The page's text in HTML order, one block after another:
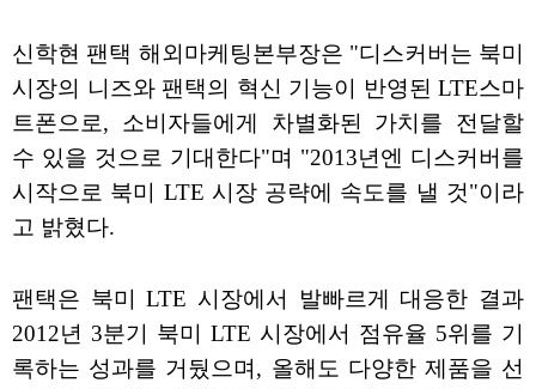
신학현 팬택 해외마케팅본부장은 "디스커버는 북미
시장의 니즈와 팬택의 혁신 기능이 반영된 LTE스마
트폰으로, 소비자들에게 차별화된 가치를 전달할
수 있을 것으로 기대한다"며 "2013년엔 디스커버를
시작으로 북미 LTE 시장 공략에 속도를 낼 것"이라
고 밝혔다.
팬택은 북미 LTE 시장에서 발빠르게 대응한 결과
2012년 3분기 북미 LTE 시장에서 점유율 5위를 기
록하는 성과를 거뒀으며, 올해도 다양한 제품을 선